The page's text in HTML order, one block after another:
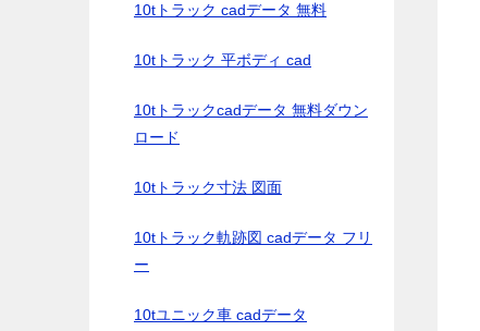
10tトラック cadデータ 無料
10tトラック 平ボディ cad
10tトラックcadデータ 無料ダウン
ロード
10tトラック寸法 図面
10tトラック軌跡図 cadデータ フリ
ー
10tユニック車 cadデータ